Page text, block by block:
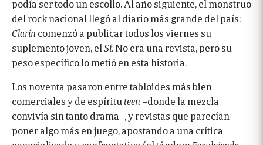
podía ser todo un escollo. Al año siguiente, el monstruo
del rock nacional llegó al diario más grande del país:
Clarín comenzó a publicar todos los viernes su
suplemento joven, el Sí. No era una revista, pero su
peso específico lo metió en esta historia.
Los noventa pasaron entre tabloides más bien
comerciales y de espírituteen –donde la mezcla
convivía sin tanto drama–, y revistas que parecían
poner algo más en juego, apostando a una crítica